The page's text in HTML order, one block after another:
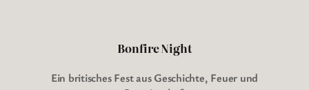
Bonfire Night
Ein britisches Fest aus Geschichte, Feuer und